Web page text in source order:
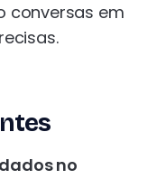
conversas em
no